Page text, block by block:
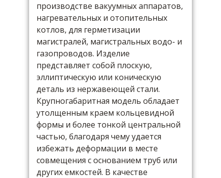
производстве вакуумных аппаратов,
нагревательных и отопительных
котлов, для герметизации
магистралей, магистральных водо- и
газопроводов. Изделие
представляет собой плоскую,
эллиптическую или коническую
деталь из нержавеющей стали.
Крупногабаритная модель обладает
утолщенным краем кольцевидной
формы и более тонкой центральной
частью, благодаря чему удается
избежать деформации в месте
совмещения с основанием труб или
других емкостей. В качестве